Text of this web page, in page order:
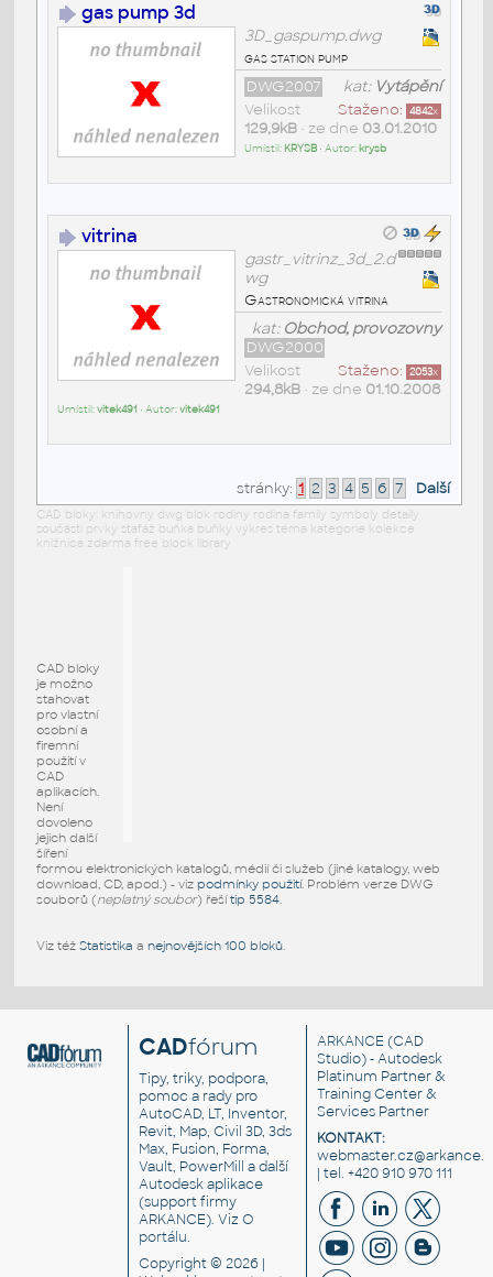
gas pump 3d
3D_gaspump.dwg
gas station pump
kat: Vytápění
DWG2007
Staženo: 4842x
Velikost
129,9kB• ze dne 03.01.2010
Umístil: KRYSB• Autor: krysb
vitrina
gastr_vitrinz_3d_2.d
wg
Gastronomická vitrina
kat: Obchod, provozovny
DWG2000
Staženo: 2053x
Velikost
294,8kB• ze dne 01.10.2008
Umístil:vitek491 • Autor:vitek491
stránky: 1 2 3 4 5 6 7 Další
CAD bloky: knihovny dwg blok rodiny rodina family symboly detaily
součásti prvky stafáž buňka buňky výkres téma kategorie kolekce
knižnica zdarma free block library
CAD bloky
je možno
stahovat
pro vlastní
osobní a
firemní
použití v
CAD
aplikacích.
Není
dovoleno
jejich další
šíření
formou elektronických katalogů, médií či služeb (jiné katalogy, web
download, CD, apod.) - viz podmínky použití. Problém verze DWG
souborů (neplatný soubor) řešítip 5584.
Viz též Statistika a nejnovějších 100 bloků.
CADfórum
Tipy, triky, podpora,
pomoc a rady pro
AutoCAD, LT, Inventor,
Revit, Map, Civil 3D, 3ds
Max, Fusion, Forma,
Vault, PowerMill a další
Autodesk aplikace
(support firmy
ARKANCE). VizO
portálu.
Copyright © 2026 |
ARKANCE (CAD
Studio) - Autodesk
Platinum Partner &
Training Center &
Services Partner
KONTAKT:
| tel. +420 910 970 111